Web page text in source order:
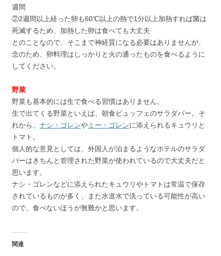
週間
②2週間以上経った卵も60℃以上の熱で1分以上加熱すれば菌は
死滅するため、加熱した卵は食べても大丈夫
とのことなので、そこまで神経質になる必要はありませんが、
念のため、卵料理はしっかりと火の通ったものを食べるように
してください。
野菜
野菜も基本的には生で食べる習慣はありません。
生で出てくる野菜といえば、朝食ビュッフェのサラダバー。そ
れから、 ナシ・ゴレンやミー・ゴレンに添えられるキュウリと
トマト。
個人的な意見としては、外国人が泊まるようなホテルのサラダ
バーはきちんと管理された野菜が使われているので大丈夫だと
思います。
ナシ・ゴレンなどに添えられたキュウリやトマトは常温で保存
されているものが多く、また水道水で洗っている可能性が高い
ので、食べないほうが無難かと思います。
関連